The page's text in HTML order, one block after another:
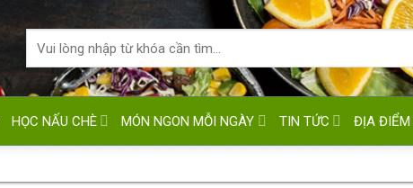
HỌC NẤU CHÈ MÓN NGON MỖI NGÀY TIN TỨC ĐỊA ĐIỂM